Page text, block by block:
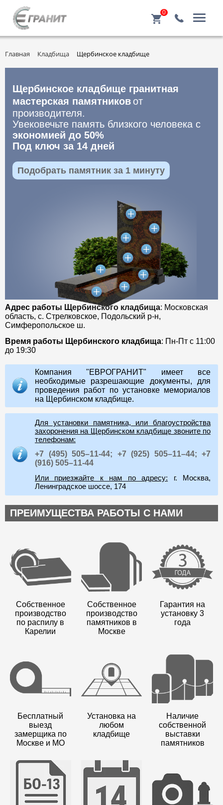
0
Главная Кладбища Щербинское кладбище
Щербинское кладбище гранитная
мастерская памятников от
производителя.
Увековечьте память близкого человека с
экономией до 50%
Под ключ за 14 дней
Подобрать памятник за 1 минуту
Адрес работы Щербинского кладбища: Московская
область, с. Стрелковское, Подольский р-н,
Симферопольское ш.
Время работы Щербинского кладбища: Пн-Пт с 11:00
до 19:30
Компания "ЕВРОГРАНИТ" имеет все
необходимые разрешающие документы, для
проведения работ по установке мемориалов
на Щербинском кладбище.
Для установки памятника, или благоустройства
захоронения на Щербинском кладбище звоните по
телефонам:
+7 (495) 505–11-44;
+7 (925) 505–11–44; +7
(916) 505–11-44
Или приезжайте к нам по адресу: г. Москва,
Ленинградское шоссе, 174
ПРЕИМУЩЕСТВА РАБОТЫ С НАМИ
Собственное
производство
по распилу в
Карелии
Собственное
производство
памятников в
Москве
Гарантия на
установку 3
года
Бесплатный
выезд
замерщика по
Москве и МО
Установка на
любом
кладбище
Наличие
собственной
выставки
памятников